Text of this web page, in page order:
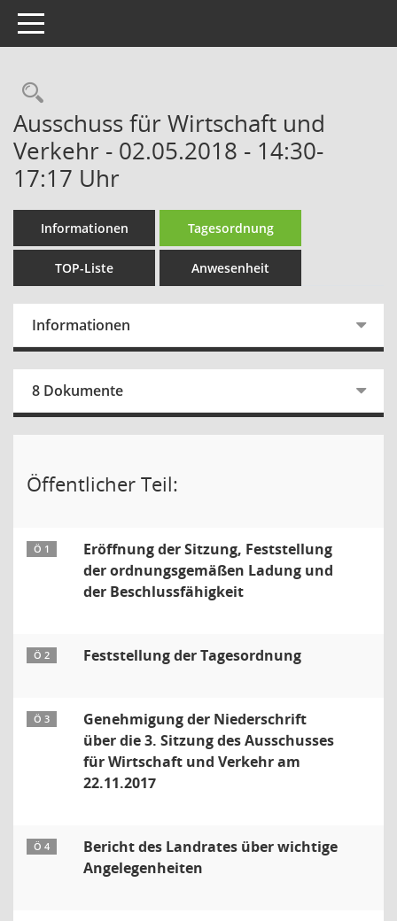
Toggle navigation
Rechercheauswahl
Ausschuss für Wirtschaft und
Verkehr - 02.05.2018 - 14:30-
17:17 Uhr
Informationen Tagesordnung
TOP-Liste Anwesenheit
Informationen
8 Dokumente
Öffentlicher Teil:
Ö 1
Eröffnung der Sitzung, Feststellung
der ordnungsgemäßen Ladung und
der Beschlussfähigkeit
Ö 2 Feststellung der Tagesordnung
Ö 3
Genehmigung der Niederschrift
über die 3. Sitzung des Ausschusses
für Wirtschaft und Verkehr am
22.11.2017
Ö 4
Bericht des Landrates über wichtige
Angelegenheiten